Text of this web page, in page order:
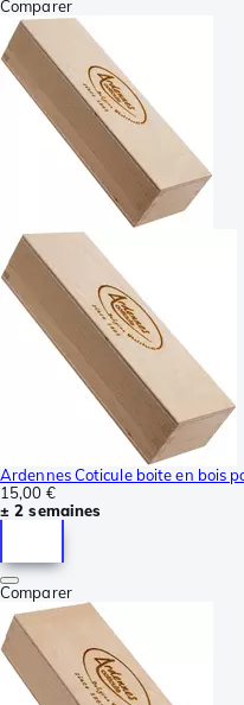
Comparer
Ardennes Coticule boite en bois
15,00 €
± 2 semaines
Comparer